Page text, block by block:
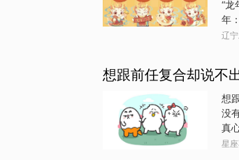
“龙
年
12
庚
甲
年
干
辽
想跟前任复合却说不
想
没
真
受
星